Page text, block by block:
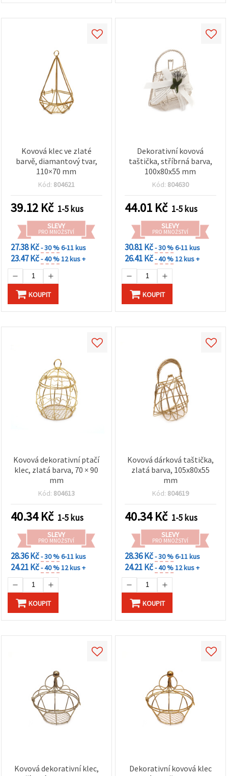
Kovová klec ve zlaté
barvě, diamantový tvar,
110×70 mm
Kód: 804621
39.12 Kč 1-5 kus
SLEVY
PRO MNOŽSTVÍ
27.38 Kč- 30 %6-11 kus
23.47 Kč- 40 %12 kus +
KOUPIT
Dekorativní kovová
taštička, stříbrná barva,
100x80x55 mm
Kód: 804630
44.01 Kč 1-5 kus
SLEVY
PRO MNOŽSTVÍ
30.81 Kč- 30 %6-11 kus
26.41 Kč- 40 %12 kus +
KOUPIT
Kovová dekorativní ptačí
klec, zlatá barva, 70 × 90
mm
Kód: 804613
40.34Kč 1-5 kus
SLEVY
PRO MNOŽSTVÍ
28.36 Kč- 30 %6-11 kus
24.21 Kč- 40 %12 kus +
KOUPIT
Kovová dárková taštička,
zlatá barva, 105x80x55
mm
Kód: 804619
40.34Kč 1-5 kus
SLEVY
PRO MNOŽSTVÍ
28.36 Kč- 30 %6-11 kus
24.21 Kč- 40 %12 kus +
KOUPIT
Kovová dekorativní klec,
Dekorativní kovová klec